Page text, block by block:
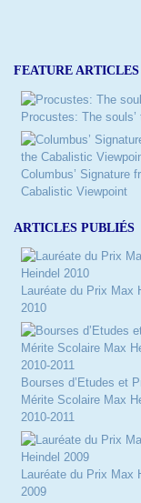
FEATURE ARTICLES
Procustes: The souls’
Columbus’ Signature
Cabalistic Viewpoint
ARTICLES PUBLIÉS
Lauréate du Prix Max
2010
Bourses d’Etudes et
Mérite Scolaire Max
2010-2011
Lauréate du Prix Max
2009